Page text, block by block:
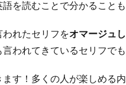
を読むことで分かることも
れたセリフをオマージュ
われてきているセリフでも
ます！多くの人が楽しめる